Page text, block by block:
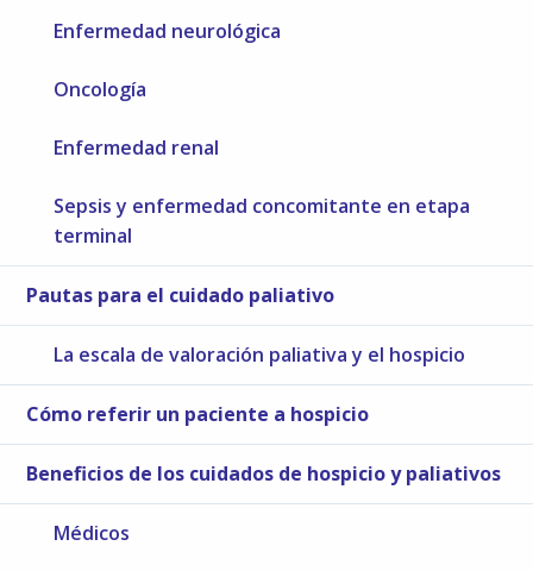
Enfermedad neurológica
Oncología
Enfermedad renal
Sepsis y enfermedad concomitante en etapa
terminal
Pautas para el cuidado paliativo
La escala de valoración paliativa y el hospicio
Cómo referir un paciente a hospicio
Beneficios de los cuidados de hospicio y paliativos
Médicos